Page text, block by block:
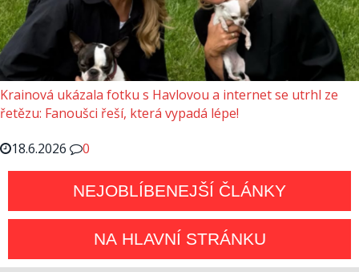
Krainová ukázala fotku s Havlovou a internet se utrhl ze
řetězu: Fanoušci řeší, která vypadá lépe!
18.6.2026
0
NEJOBLÍBENEJŠÍ ČLÁNKY
NA HLAVNÍ STRÁNKU